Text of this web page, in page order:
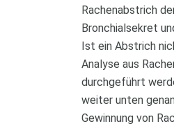
Rachenabstrich
Bronchialsekret
Ist ein Abstrich
Analyse aus
durchgeführt
weiter unten
Gewinnung von